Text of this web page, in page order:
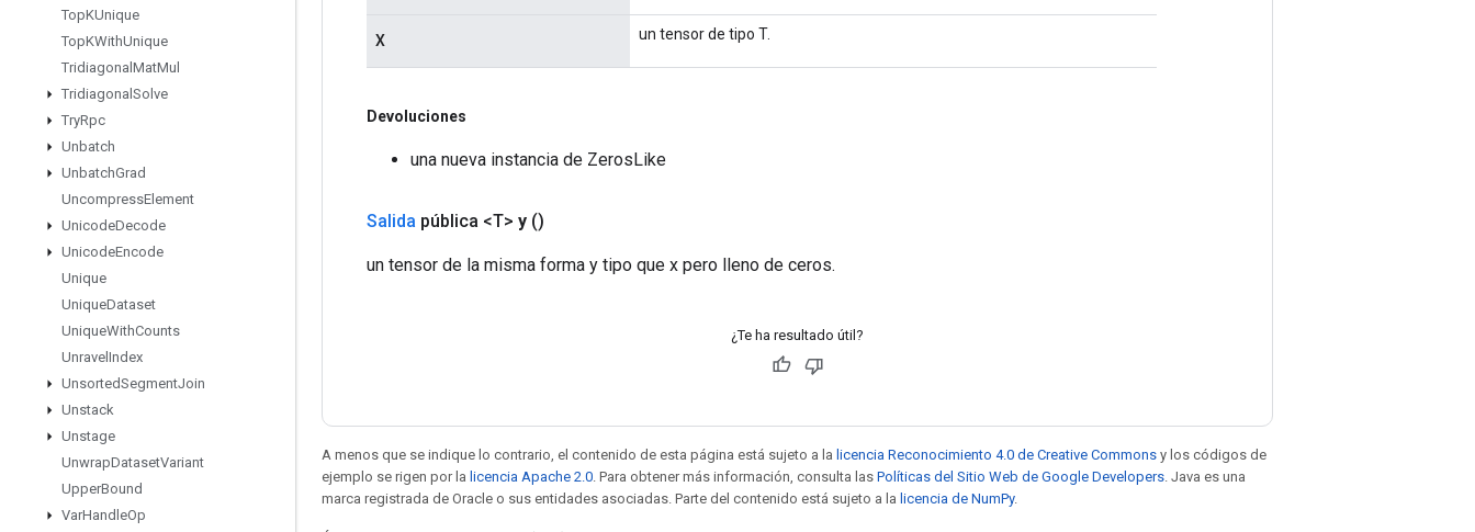
TopKUnique
TopKWithUnique
Tridiagonal MatMul
Tridiagonal Solve
TryRpc
Unbatch
UnbatchGrad
UncompressElement
UnicodeDecode
UnicodeEncode
Unique
UniqueDataset
UniqueWithCounts
Unravel Index
UnsortedSegmentJoin
Unstack
Unstage
UnwrapDatasetVariant
UpperBound
VarHandleOp
X un tensor de tipo T.
Devoluciones
una nueva instancia de ZerosLike
Salida pública <T> y ()
un tensor de la misma forma y tipo que x pero lleno de ceros.
¿Te ha resultado útil?
A menos que se indique lo contrario, el contenido de esta página está sujeto a la licencia Reconocimiento 4.0 de Creative Commons y los códigos de
ejemplo se rigen por la licencia Apache 2.0 . Para obtener más información, consulta las Políticas del Sitio Web de Google Developers . Java es una
marca registrada de Oracle o sus entidades asociadas. Parte del contenido está sujeto a la licencia de NumPy.